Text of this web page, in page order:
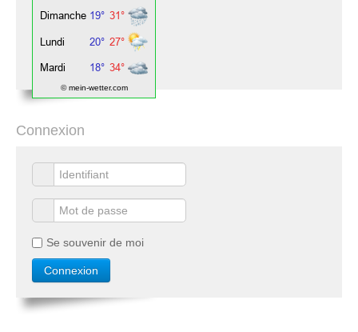
© mein-wetter.com
Connexion
Se souvenir de moi